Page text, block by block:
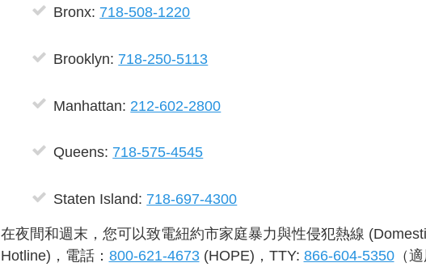
Bronx: 718-508-1220
Brooklyn: 718-250-5113
Manhattan: 212-602-2800
Queens: 718-575-4545
Staten Island: 718-697-4300
在夜間和週末，您可以致電紐約市家庭暴力與性侵犯熱線
Hotline)，電話： 800-621-4673(HOPE)，TTY: 866-604-5350（適